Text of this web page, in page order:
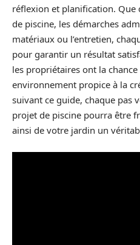
réflexion et planification.
de piscine, les démarches
matériaux ou l’entretien,
pour garantir un résultat
les propriétaires ont la
environnement propice à la
suivant ce guide, chaque pas
projet de piscine pourra être
ainsi de votre jardin un